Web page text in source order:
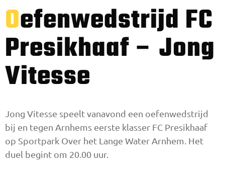
Oefenwedstrijd FC
Presikhaaf – Jong
Vitesse
Jong Vitesse speelt vanavond een oefenwedstrijd
bij en tegen Arnhems eerste klasser FC Presikhaaf
op Sportpark Over het Lange Water Arnhem. Het
duel begint om 20.00 uur.